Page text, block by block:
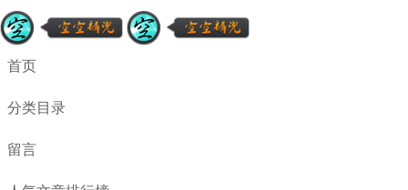
首页
分类目录
留言